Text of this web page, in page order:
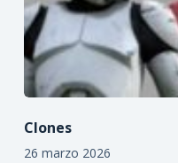
Clones
26 marzo 2026